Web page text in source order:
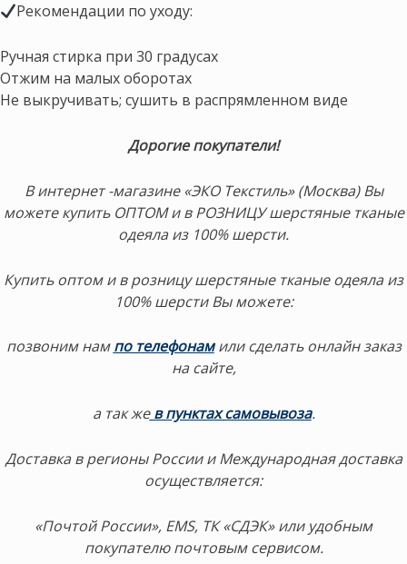
Рекомендации по уходу:
Ручная стирка при 30 градусах
Отжим на малых оборотах
Не выкручивать; сушить в распрямленном виде
Дорогие покупатели!
В интернет -магазине «ЭКО Текстиль» (Москва) Вы
можете купить ОПТОМ и в РОЗНИЦУ шерстяные тканые
одеяла из 100% шерсти.
Купить оптом и в розницу шерстяные тканые одеяла из
100% шерсти Вы можете:
позвоним нампо телефонамили сделать онлайн заказ
на сайте,
а так жев пунктах самовывоза.
Доставка в регионы России и Международная доставка
осуществляется:
«Почтой России», EMS, ТК «СДЭК» или удобным
покупателю почтовым сервисом.